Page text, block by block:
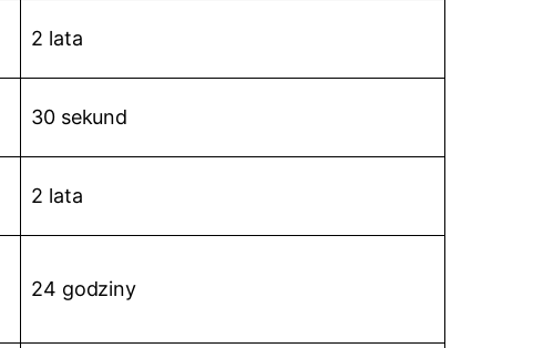
2 lata
30 sekund
2 lata
24 godziny